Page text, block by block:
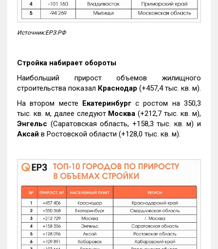
Источник:ЕРЗ.РФ
Стройка набирает обороты
Наибольший прирост объемов жилищного
строительства показал Краснодар (+457,4 тыс. кв. м).
На втором месте Екатеринбургс ростом на 350,3
тыс. кв. м, далее следуют Москва (+212,7 тыс. кв. м),
Энгельс (Саратовская область, +158,3 тыс. кв. м) и
Аксай в Ростовской области (+128,0 тыс. кв. м).